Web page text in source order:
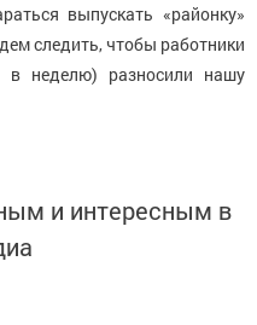
выпускать «районку»
следить, чтобы работники
в неделю) разносили нашу
и интересным в